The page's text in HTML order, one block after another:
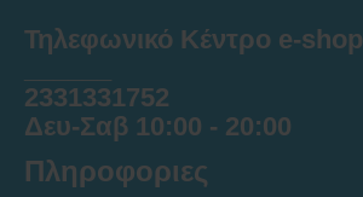
Τηλεφωνικό Κέντρο e-shop
2331331752
Δευ-Σαβ 10:00 - 20:00
Πληροφοριες